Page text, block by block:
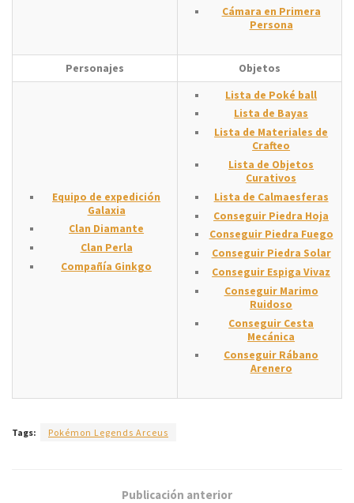
Cámara en Primera
Persona
Personajes Objetos
Equipo de expedición
Galaxia
Clan Diamante
Clan Perla
Compañía Ginkgo
Lista de Poké ball
Lista de Bayas
Lista de Materiales de
Crafteo
Lista de Objetos
Curativos
Lista de Calmaesferas
Conseguir Piedra Hoja
Conseguir Piedra Fuego
Conseguir Piedra Solar
Conseguir Espiga Vivaz
Conseguir Marimo
Ruidoso
Conseguir Cesta
Mecánica
Conseguir Rábano
Arenero
Tags: Pokémon Legends Arceus
Publicación anterior